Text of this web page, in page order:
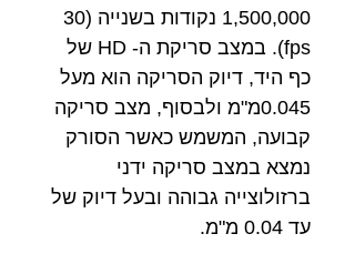
1,500,000 נקודות בשנייה (30
fps). במצב סריקת ה- HD של
כף היד, דיוק הסריקה הוא מעל
0.045מ"מ ולבסוף, מצב סריקה
קבועה, המשמש כאשר הסורק
נמצא במצב סריקה ידני
ברזולוצייה גבוהה ובעל דיוק של
עד 0.04 מ"מ.